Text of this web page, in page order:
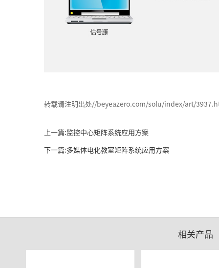
转载请注明出处//beyeazero.com/solu/index/art/
上一篇:监控中心矩阵系统应用方案
下一篇:多媒体电化教室矩阵系统应用方案
相关产品